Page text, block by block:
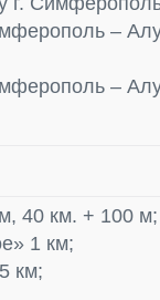
–
–
40 км. + 100 м;
1 км;
км;